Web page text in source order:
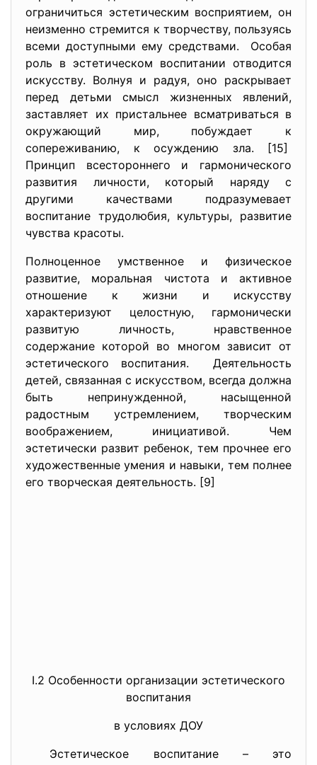
ограничиться эстетическим восприятием, он
неизменно стремится к творчеству, пользуясь
всеми доступными ему средствами. Особая
роль в эстетическом воспитании отводится
искусству. Волнуя и радуя, оно раскрывает
перед детьми смысл жизненных явлений,
заставляет их пристальнее всматриваться в
окружающий мир, побуждает к
сопереживанию, к осуждению зла. [15]
Принцип всестороннего и гармонического
развития личности, который наряду с
другими качествами подразумевает
воспитание трудолюбия, культуры, развитие
чувства красоты.
Полноценное умственное и физическое
развитие, моральная чистота и активное
отношение к жизни и искусству
характеризуют целостную, гармонически
развитую личность, нравственное
содержание которой во многом зависит от
эстетического воспитания. Деятельность
детей, связанная с искусством, всегда должна
быть непринужденной, насыщенной
радостным устремлением, творческим
воображением, инициативой. Чем
эстетически развит ребенок, тем прочнее его
художественные умения и навыки, тем полнее
его творческая деятельность. [9]
I.2 Особенности организации эстетического
воспитания
в условиях ДОУ
Эстетическое воспитание – это